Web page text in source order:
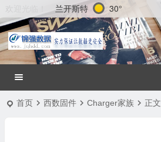
兰开斯特 30°
首页 西数固件 Charger家族 正文